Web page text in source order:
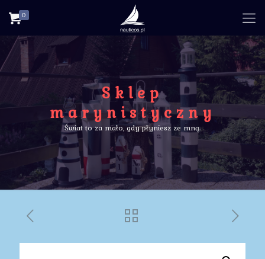
0
Sklep
marynistyczny
Świat to za mało, gdy płyniesz ze mną.